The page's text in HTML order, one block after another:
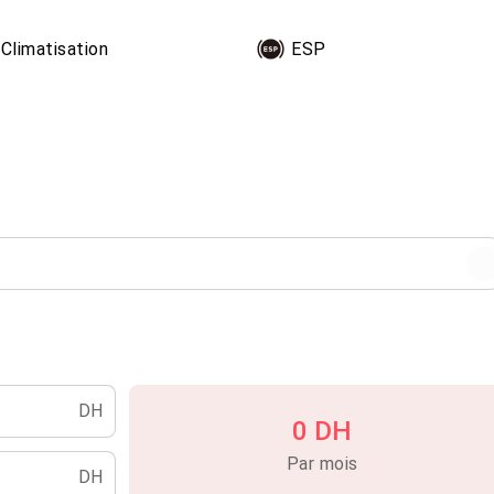
Climatisation ESP
DH
DH
0 DH
Par mois